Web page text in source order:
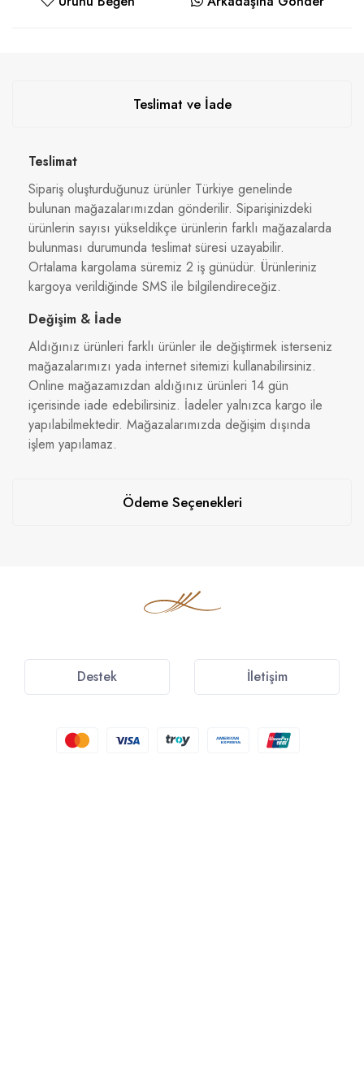
Teslimat ve İade
Teslimat
Sipariş oluşturduğunuz ürünler Türkiye genelinde
bulunan mağazalarımızdan gönderilir. Siparişinizdeki
ürünlerin sayısı yükseldikçe ürünlerin farklı mağazalarda
bulunması durumunda teslimat süresi uzayabilir.
Ortalama kargolama süremiz 2 iş günüdür. Ürünleriniz
kargoya verildiğinde SMS ile bilgilendireceğiz.
Değişim & İade
Aldığınız ürünleri farklı ürünler ile değiştirmek isterseniz
mağazalarımızı yada internet sitemizi kullanabilirsiniz.
Online mağazamızdan aldığınız ürünleri 14 gün
içerisinde iade edebilirsiniz. İadeler yalnızca kargo ile
yapılabilmektedir. Mağazalarımızda değişim dışında
işlem yapılamaz.
Ödeme Seçenekleri
Destek İletişim